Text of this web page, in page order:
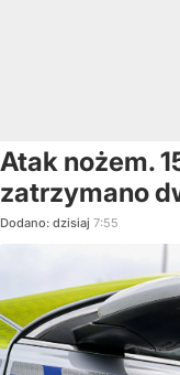
Atak nożem.
zatrzymano
Dodano: dzisiaj 7:55